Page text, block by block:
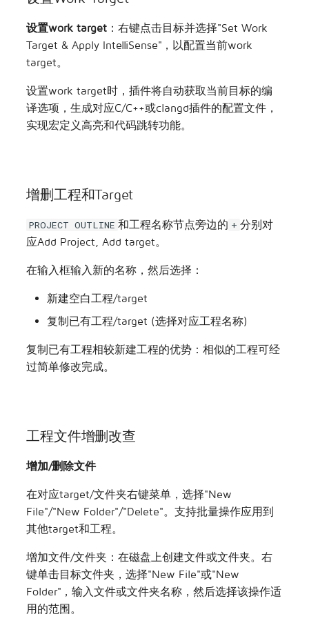
设置work target ：右键点击目标并选择"Set Work
Target & Apply IntelliSense"，以配置当前work
target。
设置work target时，插件将自动获取当前目标的编
译选项，生成对应C/C++或clangd插件的配置文件，
实现宏定义高亮和代码跳转功能。
增删工程和Target
PROJECT OUTLINE 和工程名称节点旁边的 + 分别对
应Add Project, Add target。
复制已有工程/target (选择对应工程名称)
复制已有工程相较新建工程的优势：相似的工程可经
过简单修改完成。
工程文件增删改查
增加/删除文件
在对应target/文件夹右键菜单，选择"New